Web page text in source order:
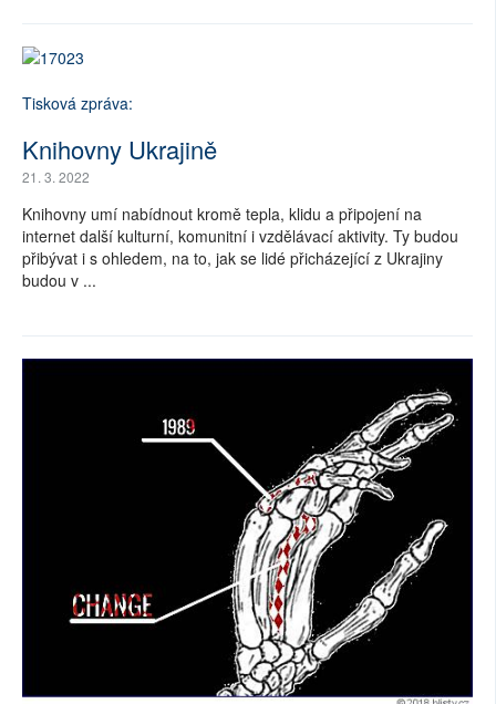
Tisková zpráva:
Knihovny Ukrajině
21. 3. 2022
Knihovny umí nabídnout kromě tepla, klidu a připojení na
internet další kulturní, komunitní i vzdělávací aktivity. Ty budou
přibývat i s ohledem, na to, jak se lidé přicházející z Ukrajiny
budou v ...